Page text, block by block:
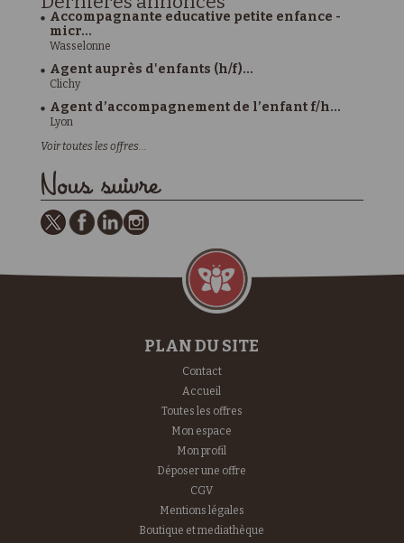
Accompagnante educative petite enfance -
micr...
Wasselonne
Agent auprès d'enfants (h/f)...
Clichy
Agent d’accompagnement de l’enfant f/h...
Lyon
Voir toutes les offres...
Nous suivre
PLAN DU SITE
Contact
Accueil
Toutes les offres
Mon espace
Mon profil
Déposer une offre
CGV
Mentions légales
Boutique et mediathèque